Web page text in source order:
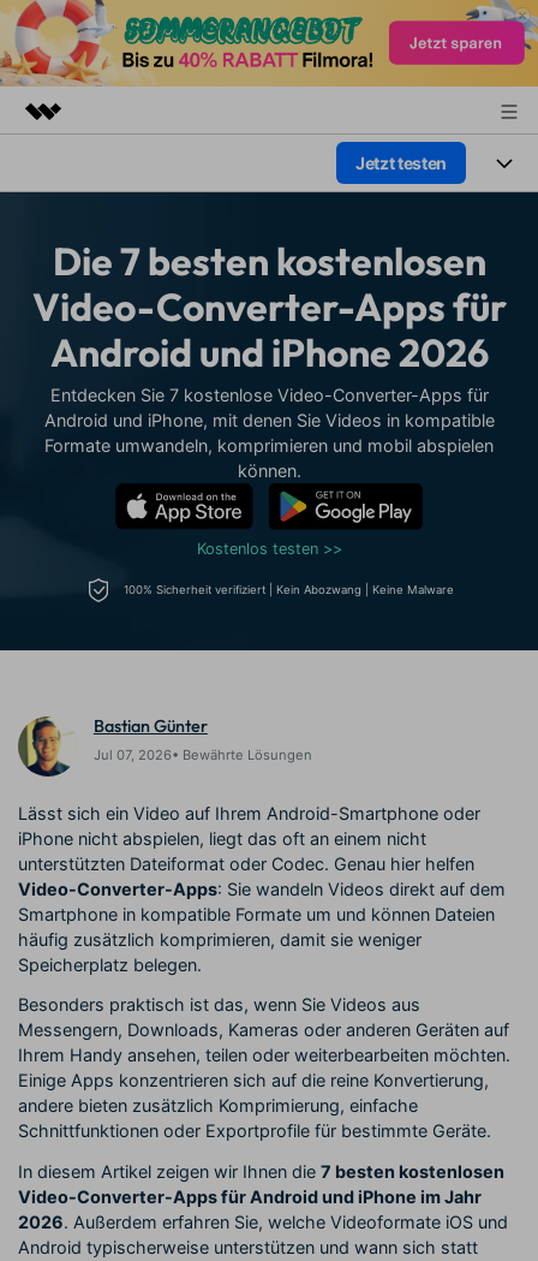
Dienstprogramme
Überblick
Lösungen
Presseraum
Shop
Jetzt testen
Plattformen
Funktionen
Video/Foto
Audio
Text
Lösungen
Soziale Medien
Marketing & Business
Lifestyle & Spaß
Ressourcen
Video-Prompts
Über 100 heiße Video-
Prompts – schnell ähnliche
Videos erstellen
Meisterkurs
Beherrschen Sie
fortgeschrittene
erweitern Sie Ihre
Videobearbeitungs-
Fähigkeiten mit Filmora
Creator
Monetarisierungs-
Programm
Monetarisieren Sie
Ihren Einfluss mit Filmora
Freunde-werben-
Programm
An Freunde empfehlen,
Belohnungen erhalten
Blog
Erste Schritte
Erfahren Sie, wie unsere
Kunden Erfolg haben
Schalten Sie Partnerschaften
auf Unternehmensebene frei
KAUFEN
Die 7 besten kostenlosen
Video-Converter-Apps für
Android und iPhone 2026
Entdecken Sie 7 kostenlose Video-Converter-Apps für
Android und iPhone, mit denen Sie Videos in kompatible
Formate umwandeln, komprimieren und mobil abspielen
können.
Kostenlos testen >>
100% Sicherheit verifiziert | Kein Abozwang | Keine Malware
Bastian Günter
Jul 07, 2026• Bewährte Lösungen
Lässt sich ein Video auf Ihrem Android-Smartphone oder
iPhone nicht abspielen, liegt das oft an einem nicht
unterstützten Dateiformat oder Codec. Genau hier helfen
Video-Converter-Apps: Sie wandeln Videos direkt auf dem
Smartphone in kompatible Formate um und können Dateien
häufig zusätzlich komprimieren, damit sie weniger
Speicherplatz belegen.
Besonders praktisch ist das, wenn Sie Videos aus
Messengern, Downloads, Kameras oder anderen Geräten auf
Ihrem Handy ansehen, teilen oder weiterbearbeiten möchten.
Einige Apps konzentrieren sich auf die reine Konvertierung,
andere bieten zusätzlich Komprimierung, einfache
Schnittfunktionen oder Exportprofile für bestimmte Geräte.
In diesem Artikel zeigen wir Ihnen die 7 besten kostenlosen
Video-Converter-Apps für Android und iPhone im Jahr
2026. Außerdem erfahren Sie, welche Videoformate iOS und
Android typischerweise unterstützen und wann sich statt